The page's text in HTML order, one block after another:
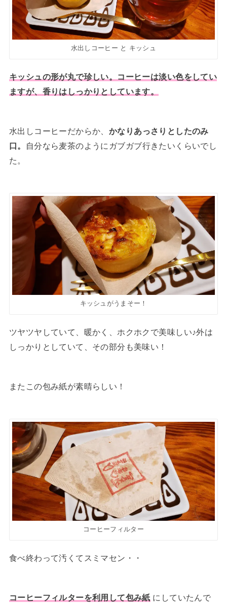
水出しコーヒー と キッシュ
キッシュの形が丸で珍しい。コーヒーは淡い色をしてい
ますが、香りはしっかりとしています。
水出しコーヒーだからか、 かなりあっさりとしたのみ
口。
自分なら麦茶のようにガブガブ行きたいくらいでし
た。
キッシュがうまそー！
ツヤツヤしていて、暖かく、ホクホクで美味しい♪外は
しっかりとしていて、その部分も美味い！
またこの包み紙が素晴らしい！
コーヒーフィルター
食べ終わって汚くてスミマセン・・
コーヒーフィルターを利用して包み紙 にしていたんで